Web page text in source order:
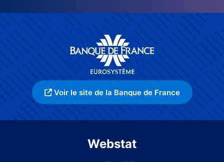
Voir le site de la Banque de France
Webstat